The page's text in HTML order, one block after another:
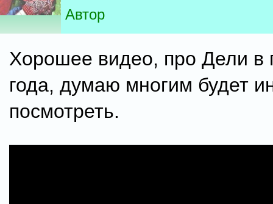
Автор
Хорошее видео, про Дели в
года, думаю многим будет
посмотреть.